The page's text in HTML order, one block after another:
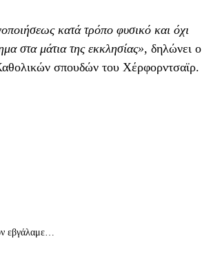
κατά τρόπο φυσικό και όχι
στα μάτια της εκκλησίας», δηλώνει ο
σπουδών του Χέρφορντσαϊρ.
εβγάλαμε…